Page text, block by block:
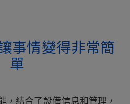
事情變得非常簡
單
，結合了設備信息和管理，